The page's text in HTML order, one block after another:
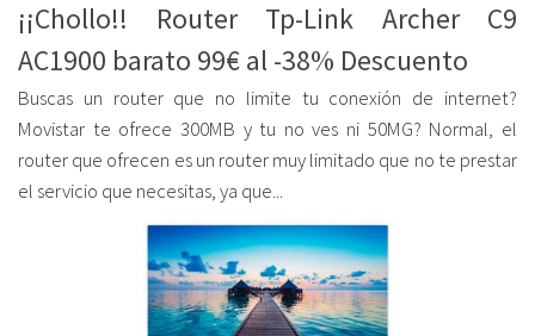
¡¡Chollo!! Router Tp-Link Archer C9
AC1900 barato 99€ al -38% Descuento
Buscas un router que no limite tu conexión de internet?
Movistar te ofrece 300MB y tu no ves ni 50MG? Normal, el
router que ofrecen es un router muy limitado que no te prestar
el servicio que necesitas, ya que...